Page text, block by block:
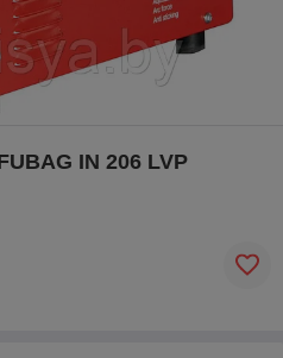
IN 206 LVP